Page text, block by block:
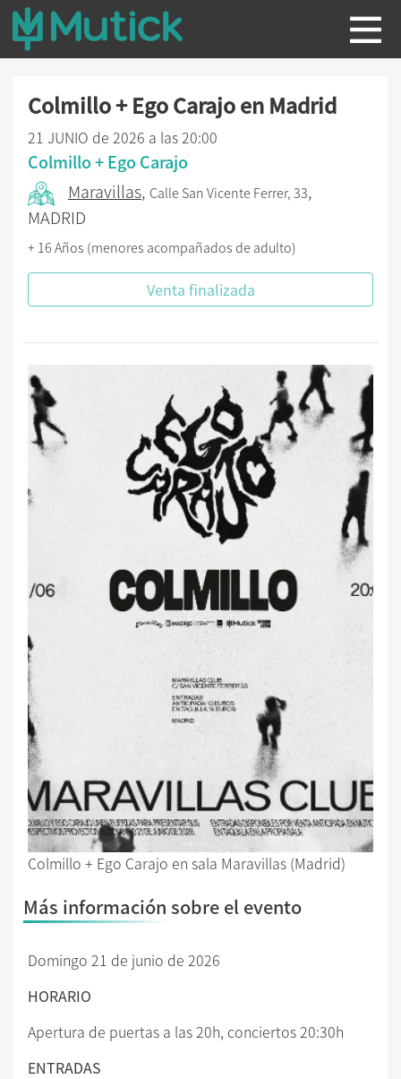
Colmillo + Ego Carajo en Madrid
21 JUNIO de 2026 a las 20:00
Colmillo + Ego Carajo
Maravillas, Calle San Vicente Ferrer, 33,
MADRID
+ 16 Años (menores acompañados de adulto)
Venta finalizada
Colmillo + Ego Carajo en sala Maravillas (Madrid)
Más información sobre el evento
Domingo 21 de junio de 2026
HORARIO
Apertura de puertas a las 20h, conciertos 20:30h
ENTRADAS